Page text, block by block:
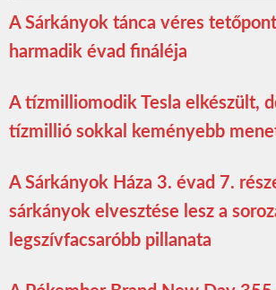
A Sárkányok tánca véres
harmadik évad fináléja
A tízmilliomodik Tesla elkészült,
tízmillió sokkal keményebb
A Sárkányok Háza 3. évad 7.
sárkányok elvesztése lesz a
legszívfacsaróbb pillanata